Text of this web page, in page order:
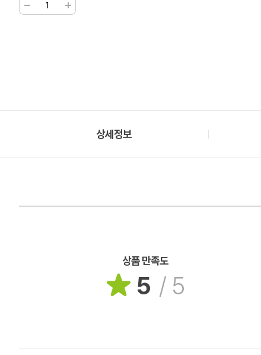
상세정보
상품 만족도
5 / 5